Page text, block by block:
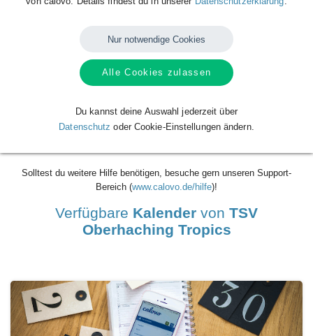
alle Spiele des TSV Oberhaching Tropics als
Terminserie (Kalender) zum Abonnieren mit deinem persönlichen
. Das Tolle am Abonnieren: Sobald es Änderungen an
Spielterminen gibt oder neue Spieltermine festgelegt sind, wird dein
Das Abonnieren ist für dich völlig kostenlos
und funktioniert mit
Solltest du weitere Hilfe benötigen, besuche gern unseren Support-
Bereich (www.calovo.de/hilfe)!
Verfügbare Kalender von TSV
Oberhaching Tropics
Nur notwendige Cookies
Alle Cookies zulassen
Du kannst deine Auswahl jederzeit über
Datenschutz oder Cookie-Einstellungen ändern.